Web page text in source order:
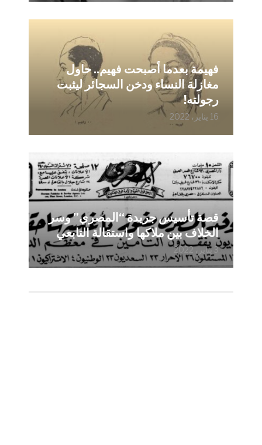
فهيمة بعدما أصبحت فهيم.. حاول
مغازلة النساء ودخن السجائر ليثبت
رجولته!
16 يناير، 2022
قصة تأسيس جريدة “المصري” وسر
الخلاف بين ملاكها واستقالة التابعي
3 يناير، 2022